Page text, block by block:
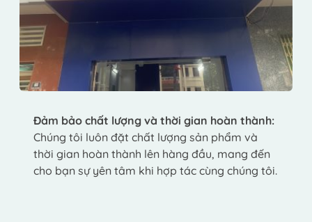
Đảm bảo chất lượng và thời gian hoàn thành:
Chúng tôi luôn đặt chất lượng sản phẩm và
thời gian hoàn thành lên hàng đầu, mang đến
cho bạn sự yên tâm khi hợp tác cùng chúng tôi.